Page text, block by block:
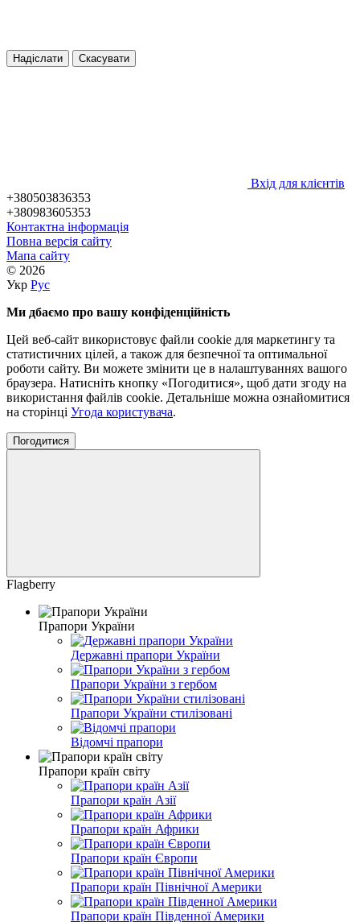
Надіслати Скасувати
Вхід для клієнтів
+380503836353
+380983605353
Контактна інформація
Повна версія сайту
Мапа сайту
© 2026
Укр Рус
Ми дбаємо про вашу конфіденційність
Цей веб-сайт використовує файли cookie для маркетингу та
статистичних цілей, а також для безпечної та оптимальної
роботи сайту. Ви можете змінити це в налаштуваннях вашого
браузера. Натисніть кнопку «Погодитися», щоб дати згоду на
використання файлів cookie. Детальніше можна ознайомитися
на сторінці Угода користувача.
Погодитися
Flagberry
Прапори України
Державні прапори України
Прапори України з гербом
Прапори України стилізовані
Відомчі прапори
Прапори країн світу
Прапори країн Азії
Прапори країн Африки
Прапори країн Європи
Прапори країн Північної Америки
Прапори країн Південної Америки